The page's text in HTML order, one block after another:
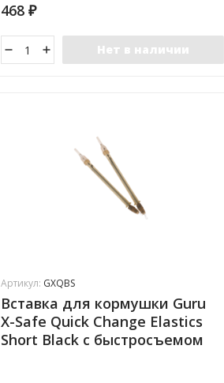
468 ₽
Нет в наличии
Артикул: GXQBS
Вставка для кормушки Guru
X-Safe Quick Change Elastics
Short Black с быстросъемом